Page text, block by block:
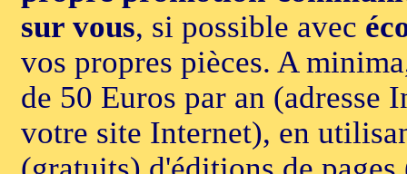
sur vous, si possible avec
vos propres pièces. A
de 50 Euros par an (adresse
votre site Internet), en